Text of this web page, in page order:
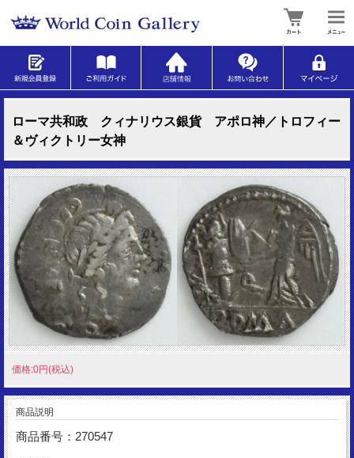
ローマ共和政 クィナリウス銀貨 アポロ神／トロフィー
＆ヴィクトリー女神
価格:0円(税込)
商品説明
商品番号：270547